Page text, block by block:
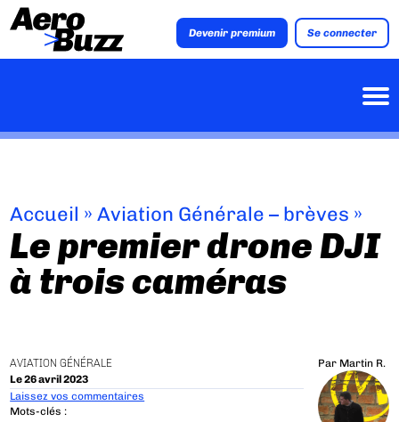
Devenir premium Se connecter
Accueil »Aviation Générale – brèves »
Le premier drone DJI
à trois caméras
AVIATION GÉNÉRALE
Le 26 avril 2023
Par Martin R.
Laissez vos commentaires
Mots-clés :